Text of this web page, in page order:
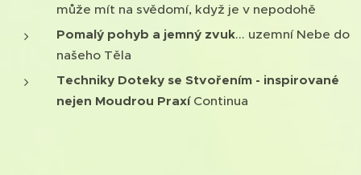
může mít na svědomí, když je v nepodohě
Pomalý pohyb a jemný zvuk... uzemní Nebe do
našeho Těla
Techniky Doteky se Stvořením - inspirované
nejen Moudrou Praxí Continua